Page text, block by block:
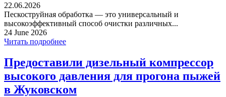
22.06.2026
Пескоструйная обработка — это универсальный и
высокоэффективный способ очистки различных...
24 June 2026
Читать подробнее
Предоставили дизельный компрессор
высокого давления для прогона пыжей
в Жуковском